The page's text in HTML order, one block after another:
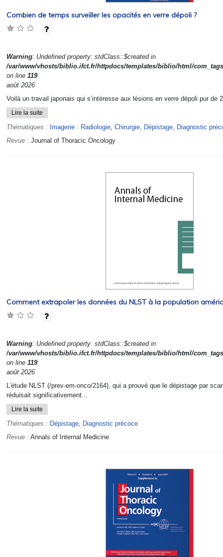
Combien de temps surveiller les opacités en verre dépoli ?
Warning: Undefined property: stdClass::$created in
/var/www/vhosts/biblio.ifct.fr/httpdocs/templates/biblio/html/
on line 119
août 2026
Voilà un travail japonais qui s’intéresse aux lésions en verre dépoli pur de
Lire la suite
Thématiques : Imagerie : Radiologie, Chirurgie, Dépistage, Diagnostic
Revue : Journal of Thoracic Oncology
Comment extrapoler les données du NLST à la population
Warning: Undefined property: stdClass::$created in
/var/www/vhosts/biblio.ifct.fr/httpdocs/templates/biblio/html/
on line 119
août 2026
L’étude NLST (/prev-em-onco/2164), qui a prouvé que le dépistage par
réduisait significativement...
Lire la suite
Thématiques : Dépistage, Diagnostic précoce
Revue : Annals of Internal Medicine